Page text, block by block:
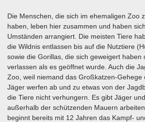
Die Menschen, die sich im ehemaligen Zoo
haben, leben hier zusammen und haben
Umständen arrangiert. Die meisten Tiere
die Wildnis entlassen bis auf die Nutztiere
sowie die Gorillas, die sich geweigert haben
verlassen als es geöffnet wurde. Auch die
Zoo, weil niemand das Großkatzen-Gehege
Jäger werfen ab und zu etwas von der
die Tiere nicht verhungern. Es gibt Jäger
außerhalb der schützenden Mauern
beginnt bereits mit 12 Jahren das Kampf-